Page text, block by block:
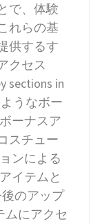
で、体験
れらの基
供するす
クセス
sections in
うなボー
ーナスア
スチュー
ンによる
イテムと
のアップ
ムにアクセ